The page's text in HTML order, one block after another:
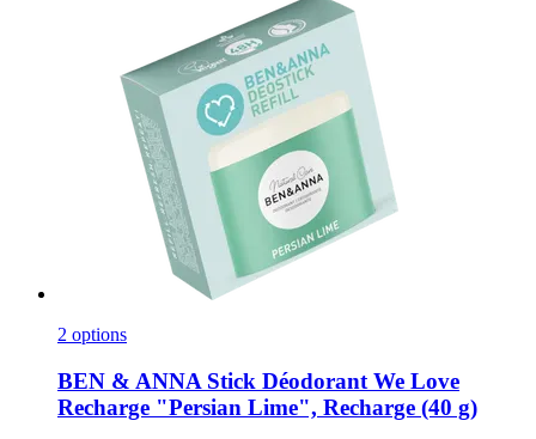
2 options
BEN & ANNA Stick Déodorant We Love
Recharge "Persian Lime", Recharge (40 g)